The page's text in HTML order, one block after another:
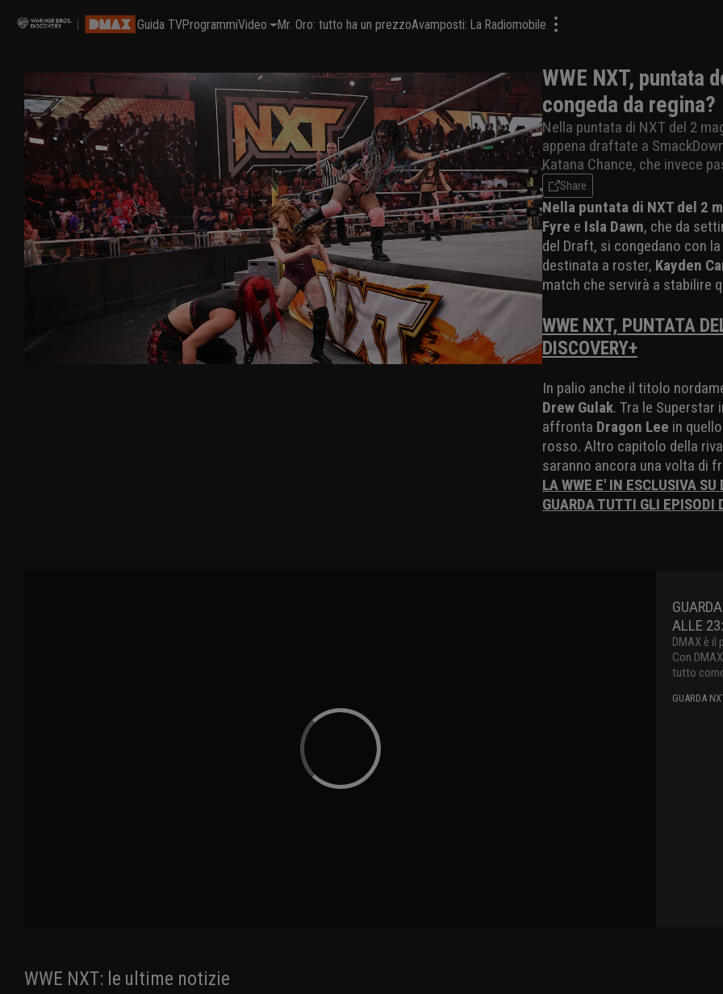
Guida TVProgrammiVideo Mr. Oro: tutto ha un prezzoAvamposti: La Radiomobile
WWE NXT, puntata
congeda da regina?
Nella puntata di NXT del 2
appena draftate a
Katana Chance, che invece
Share
Nella puntata di NXT del 2
Fyre e Isla Dawn, che da
del Draft, si congedano con
destinata a roster, Kayden
match che servirà a stabilire
WWE NXT, PUNTATA
DISCOVERY+
In palio anche il titolo
Drew Gulak. Tra le Superstar
affronta Dragon Lee in
rosso. Altro capitolo della
saranno ancora una volta di
LA WWE E' IN ESCLUSIVA
GUARDA TUTTI GLI EPISODI
ALLE
DMAX è il
Con
tutto
GUARDA
WWE NXT: le ultime notizie